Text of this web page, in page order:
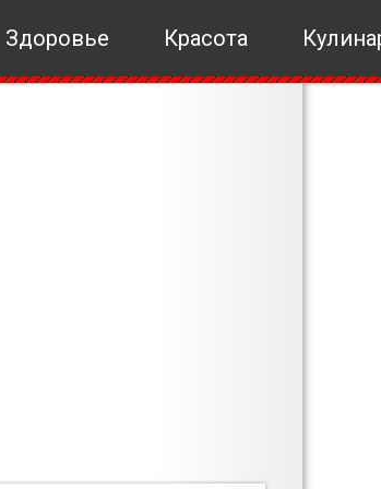
Здоровье Красота